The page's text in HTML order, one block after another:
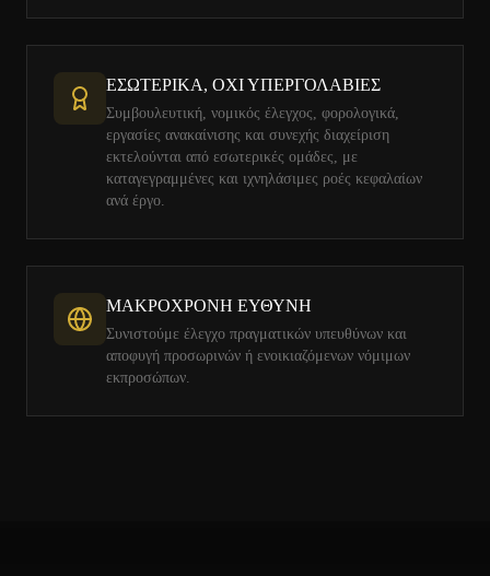
ΕΣΩΤΕΡΙΚΑ, ΟΧΙ ΥΠΕΡΓΟΛΑΒΙΕΣ
Συμβουλευτική, νομικός έλεγχος, φορολογικά,
εργασίες ανακαίνισης και συνεχής διαχείριση
εκτελούνται από εσωτερικές ομάδες, με
καταγεγραμμένες και ιχνηλάσιμες ροές κεφαλαίων
ανά έργο.
ΜΑΚΡΟΧΡΟΝΗ ΕΥΘΥΝΗ
Συνιστούμε έλεγχο πραγματικών υπευθύνων και
αποφυγή προσωρινών ή ενοικιαζόμενων νόμιμων
εκπροσώπων.